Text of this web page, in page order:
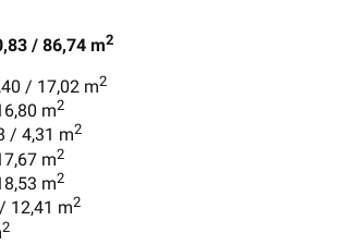
/ 86,74 m2
/ 17,02 m2
m2
/ 4,31 m2
m2
m2
12,41 m2
2